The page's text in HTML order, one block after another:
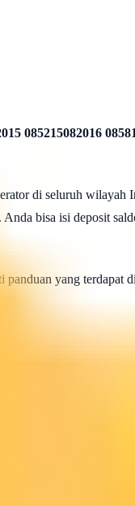
085215082016
di seluruh wilayah
bisa isi deposit
yang terdapat